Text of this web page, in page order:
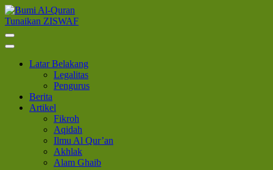
Lompat
ke
konten
(Tekan
Tunaikan ZISWAF
Latar Belakang
Legalitas
Pengurus
Berita
Artikel
Fikroh
Aqidah
Ilmu Al Qur’an
Akhlak
Alam Ghaib